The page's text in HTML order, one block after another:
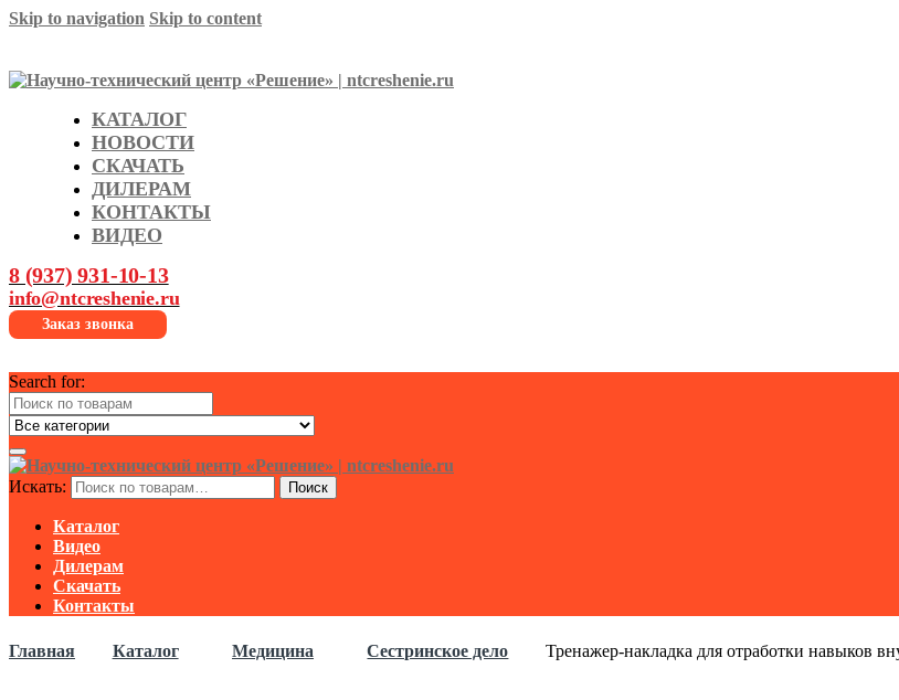
Skip to navigation Skip to content
КАТАЛОГ
НОВОСТИ
СКАЧАТЬ
ДИЛЕРАМ
КОНТАКТЫ
ВИДЕО
8 (937) 931-10-13
info@ntcreshenie.ru
Заказ звонка
Search for:
Искать: Поиск
Каталог
Видео
Дилерам
Скачать
Контакты
Главная Каталог Медицина Сестринское дело Тренажер-накладка для отработки навыков